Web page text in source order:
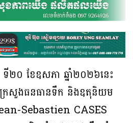
ទី២០ ខែឧសភា ឆ្នាំ២០២៦នេះ
រីក្រសួងធនធានទឹក និងឧតុនិយម
Sebastien CASES